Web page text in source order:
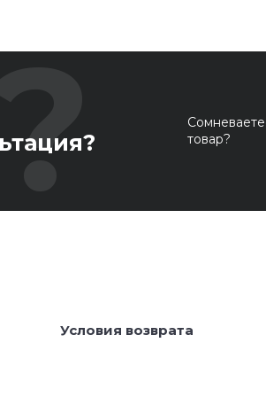
товар?
Условия возврата